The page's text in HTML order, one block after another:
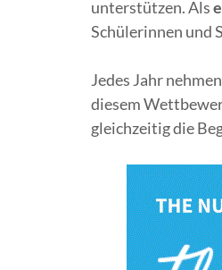
unterstützen. Als
Schülerinnen und
Jedes Jahr nehmen
diesem
gleichzeitig die